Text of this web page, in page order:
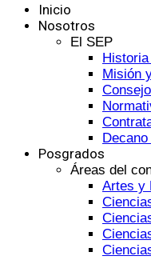
Inicio
Nosotros
El SEP
Misión
Posgrados
Áreas del
Artes y